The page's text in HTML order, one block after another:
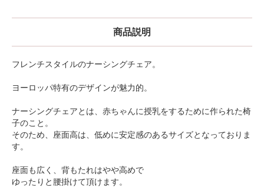
商品説明
フレンチスタイルのナーシングチェア。
ヨーロッパ特有のデザインが魅力的。
ナーシングチェアとは、赤ちゃんに授乳をするために作られた椅
子のこと。
そのため、座面高は、低めに安定感のあるサイズとなっておりま
す。
座面も広く、背もたれはやや高めで
ゆったりと腰掛けて頂けます。